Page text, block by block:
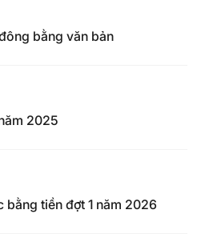
bằng văn bản
2025
bằng tiền đợt 1 năm 2026